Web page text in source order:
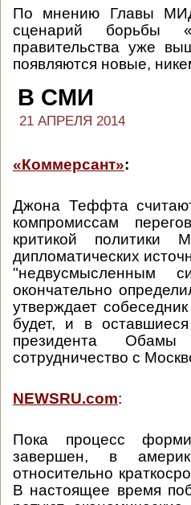
По мнению Главы
сценарий борьбы
правительства уже
появляются новые,
В СМИ
21 АПРЕЛЯ 2014
«Коммерсант»:
Джона Теффта
компромиссам
критикой политики
дипломатических
окончательно
утверждает
будет, и в
президента Обамы
сотрудничество с
NEWSRU.com:
Пока процесс
завершен, в
относительно
В настоящее время